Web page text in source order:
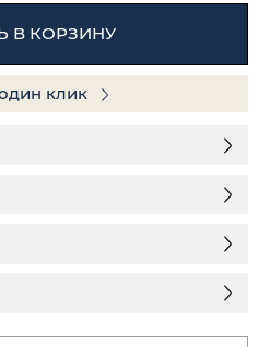
В КОРЗИНУ
клик